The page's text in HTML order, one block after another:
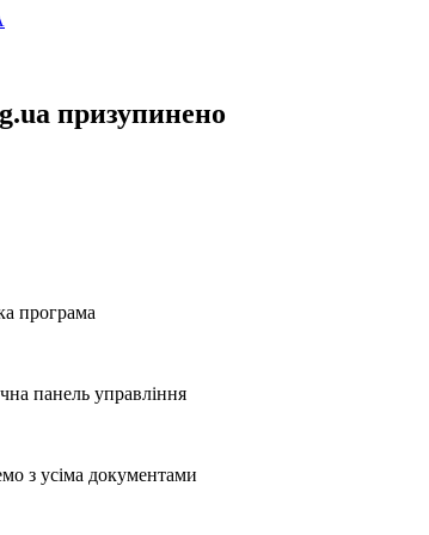
призупинено
програма
панель управління
з усіма документами